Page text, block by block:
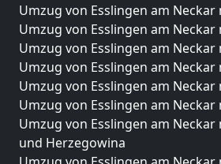
Umzug von Esslingen am Neckar
Umzug von Esslingen am Neckar
Umzug von Esslingen am Neckar
Umzug von Esslingen am
Umzug von Esslingen am Neckar
Umzug von Esslingen am
Umzug von Esslingen am Neckar
und Herzegowina